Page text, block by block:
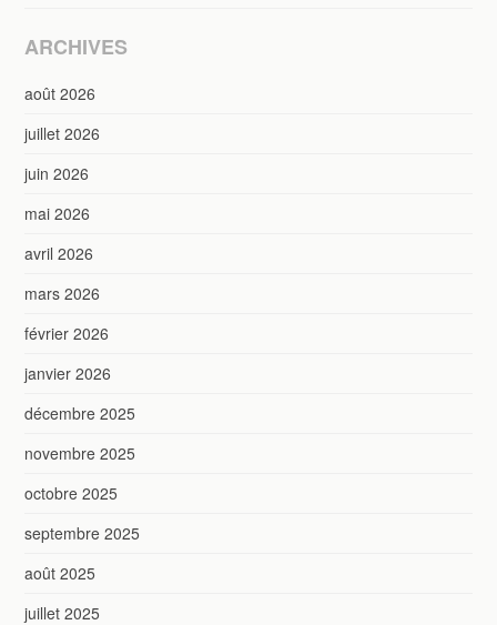
ARCHIVES
août 2026
juillet 2026
juin 2026
mai 2026
avril 2026
mars 2026
février 2026
janvier 2026
décembre 2025
novembre 2025
octobre 2025
septembre 2025
août 2025
juillet 2025